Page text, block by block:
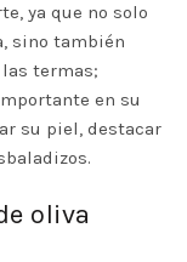
ya que no solo
sino también
termas;
en su
su piel, destacar
oliva